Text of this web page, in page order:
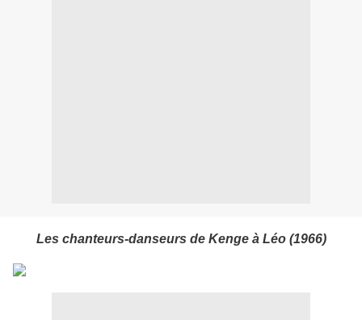
Les chanteurs-danseurs de Kenge à Léo (1966)